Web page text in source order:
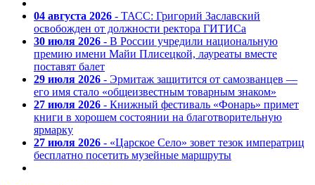
04 августа 2026 - ТАСС: Григорий Заславский
освобожден от должности ректора ГИТИСа
30 июля 2026 - В России учредили национальную
премию имени Майи Плисецкой, лауреаты вместе
поставят балет
29 июля 2026 - Эрмитаж защитится от самозванцев —
его имя стало «общеизвестным товарным знаком»
27 июля 2026 - Книжный фестиваль «Фонарь» примет
книги в хорошем состоянии на благотворительную
ярмарку
27 июля 2026 - «Царское Село» зовет тезок императриц
бесплатно посетить музейные маршруты